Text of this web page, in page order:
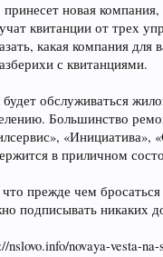
новая
квитанции от трех
какая компания
с квитанциями.
обслуживаться
Большинство
«Инициатива»,
в приличном
прежде чем
подписывать никаких
nslovo.info/novaya-vesta-